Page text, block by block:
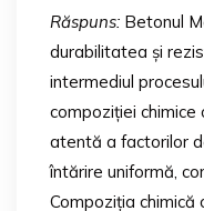
Răspuns: Betonul
durabilitatea și
intermediul
compoziției
atentă a factorilor
întărire uniformă,
Compoziția